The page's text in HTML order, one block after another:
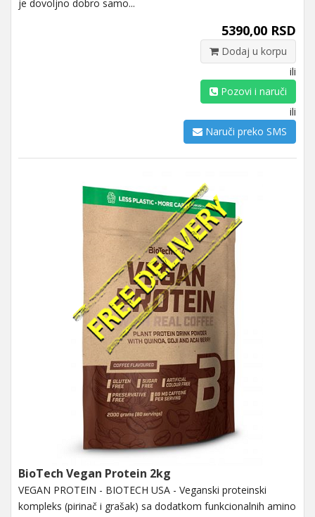
je dovoljno dobro samo...
5390,00 RSD
Dodaj u korpu
ili
Pozovi i naruči
ili
Naruči preko SMS
BioTech Vegan Protein 2kg
VEGAN PROTEIN - BIOTECH USA - Veganski proteinski
kompleks (pirinač i grašak) sa dodatkom funkcionalnih amino